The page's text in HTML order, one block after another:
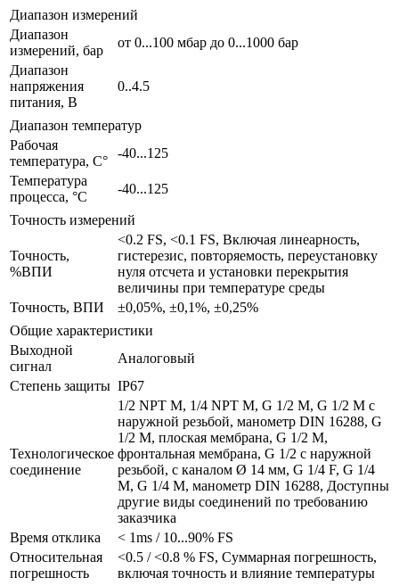
Диапазон измерений
Диапазон
измерений, бар
от 0...100 мбар до 0...1000 бар
Диапазон
напряжения
питания, В
0..4.5
Диапазон температур
Рабочая
температура, С°
-40...125
Температура
процесса, °С
-40...125
Точность измерений
Точность,
%ВПИ
<0.2 FS, <0.1 FS, Включая линеарность,
гистерезис, повторяемость, переустановку
нуля отсчета и установки перекрытия
величины при температуре среды
Точность, ВПИ
±0,05%, ±0,1%, ±0,25%
Общие характеристики
Выходной
сигнал
Аналоговый
Степень защиты IP67
Технологическое
соединение
1/2 NPT M, 1/4 NPT M, G 1/2 M, G 1/2 M с
наружной резьбой, манометр DIN 16288, G
1/2 M, плоская мембрана, G 1/2 M,
фронтальная мембрана, G 1/2 с наружной
резьбой, с каналом Ø 14 мм, G 1/4 F, G 1/4
M, G 1/4 M, манометр DIN 16288, Доступны
другие виды соединений по требованию
заказчика
Время отклика
< 1ms / 10...90% FS
Относительная
погрешность
<0.5 / <0.8 % FS, Суммарная погрешность,
включая точность и влияние температуры